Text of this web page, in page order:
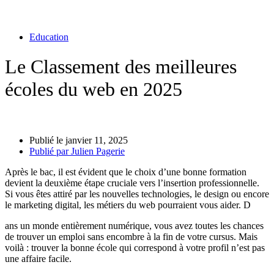
Education
Le Classement des meilleures
écoles du web en 2025
Publié le janvier 11, 2025
Publié parJulien Pagerie
Après le bac, il est évident que le choix d’une bonne formation
devient la deuxième étape cruciale vers l’insertion professionnelle.
Si vous êtes attiré par les nouvelles technologies, le design ou encore
le marketing digital, les métiers du web pourraient vous aider. D
ans un monde entièrement numérique, vous avez toutes les chances
de trouver un emploi sans encombre à la fin de votre cursus. Mais
voilà : trouver la bonne école qui correspond à votre profil n’est pas
une affaire facile.